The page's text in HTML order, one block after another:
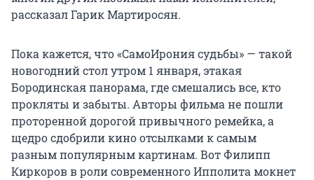
рассказал Гарик Мартиросян.
Пока кажется, что «СамоИрония судьбы» — такой
новогодний стол утром 1 января, этакая
Бородинская панорама, где смешались все, кто
прокляты и забыты. Авторы фильма не пошли
проторенной дорогой привычного ремейка, а
щедро сдобрили кино отсылками к самым
разным популярным картинам. Вот Филипп
Киркоров в роли современного Ипполита мокнет